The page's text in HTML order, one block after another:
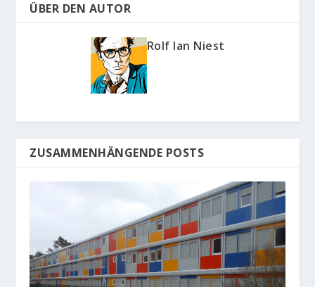
ÜBER DEN AUTOR
Rolf Ian Niest
ZUSAMMENHÄNGENDE POSTS